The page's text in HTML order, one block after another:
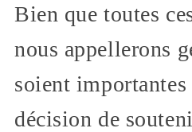
Bien que toutes
nous appellerons
soient importantes
décision de